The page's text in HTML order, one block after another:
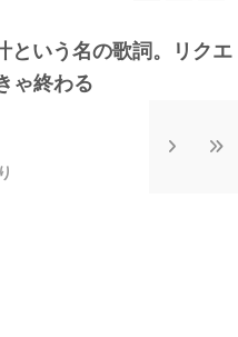
という名の歌詞。リクエ
ゃ終わる